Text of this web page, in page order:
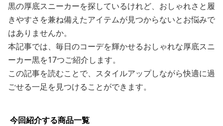
黒の厚底スニーカーを探しているけれど、おしゃれさと履
きやすさを兼ね備えたアイテムが見つからないとお悩みで
はありませんか。
本記事では、毎日のコーデを輝かせるおしゃれな厚底スニ
ーカー黒を17つご紹介します。
この記事を読むことで、スタイルアップしながら快適に過
ごせる一足を見つけることができます。
今回紹介する商品一覧